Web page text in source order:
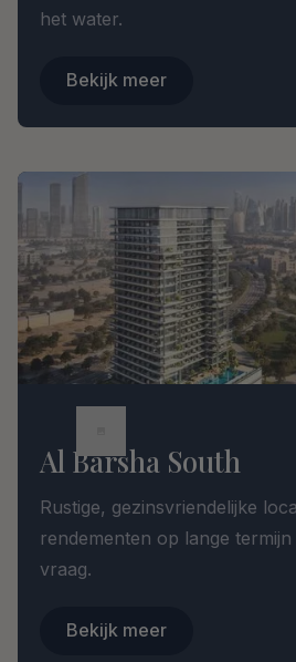
het water.
Bekijk meer
Al Barsha South
Rustige, gezinsvriendelijke
rendementen op lange
vraag.
Bekijk meer